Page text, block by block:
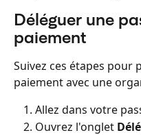
Déléguer une
paiement
Suivez ces étapes pour
paiement avec une
Allez dans votre
Ouvrez l'onglet